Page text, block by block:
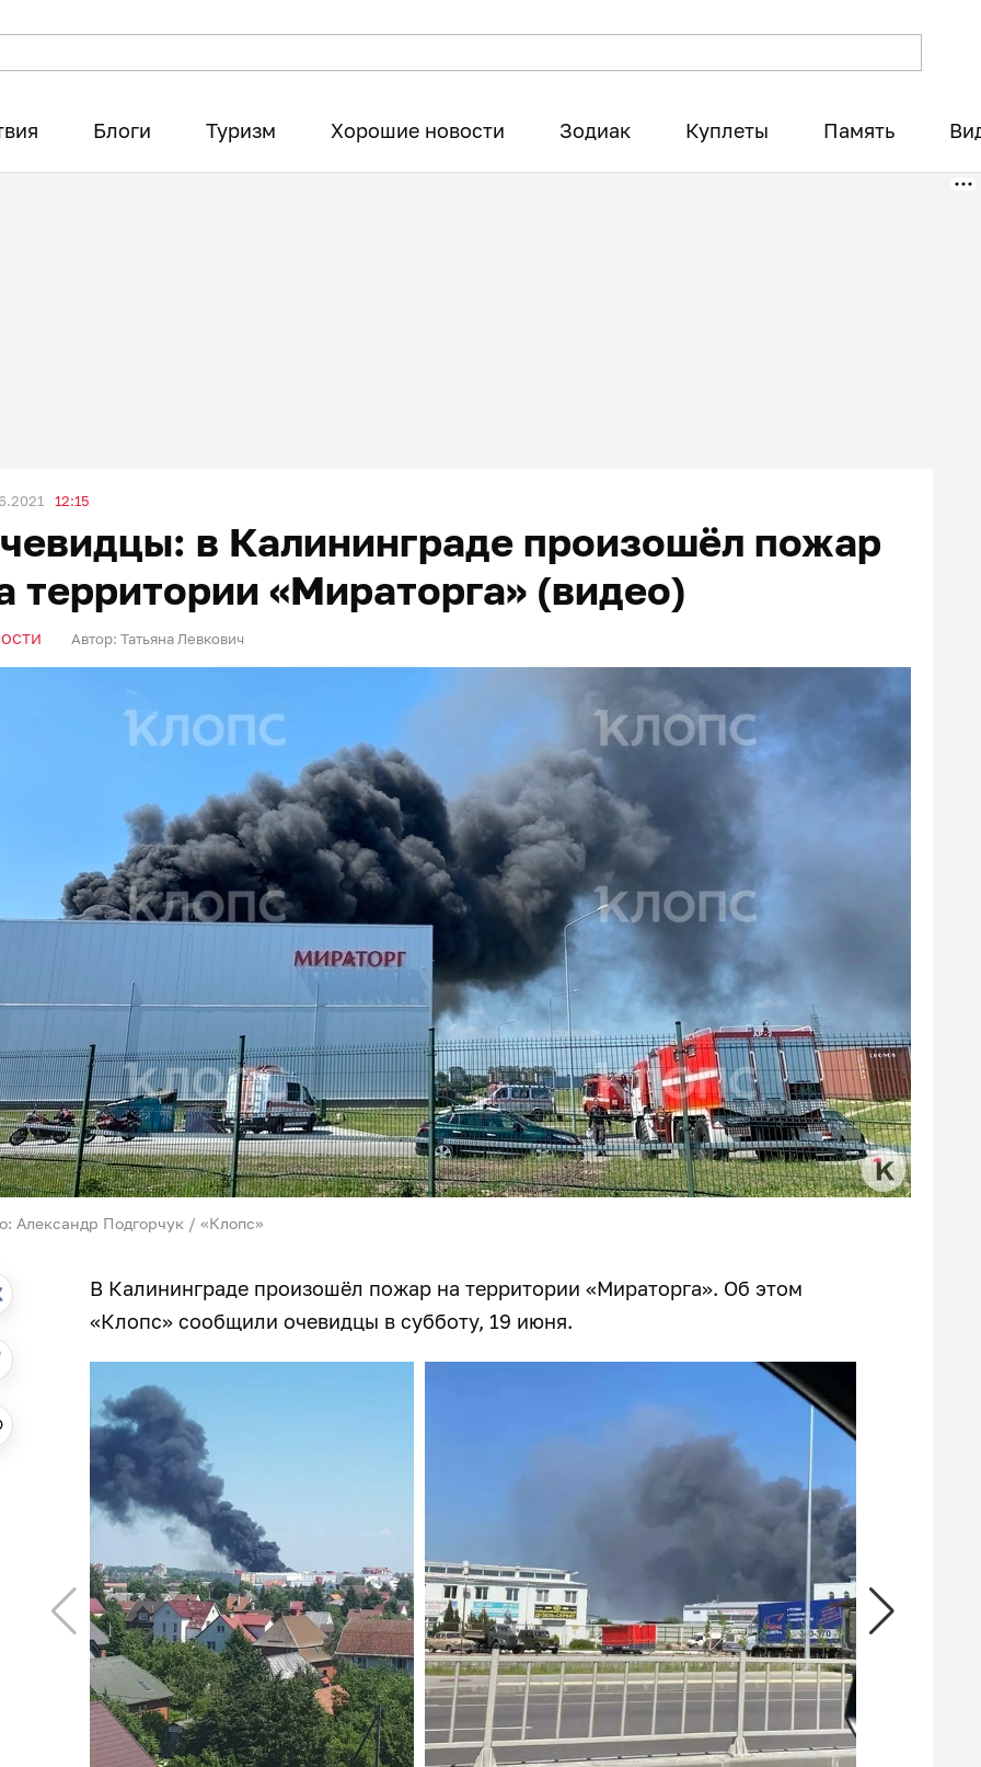
Блоги Туризм Хорошие новости Зодиак Куплеты Память
12:15
в Калининграде произошёл пожар
территории «Мираторга» (видео)
Автор: Татьяна Левкович
Александр Подгорчук / «Клопс»
В Калининграде произошёл пожар на территории «Мираторга». Об этом
«Клопс» сообщили очевидцы в субботу, 19 июня.